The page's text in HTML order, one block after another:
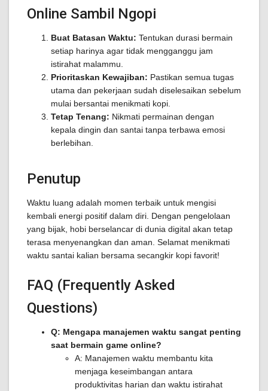
Online Sambil Ngopi
Buat Batasan Waktu: Tentukan durasi bermain
setiap harinya agar tidak mengganggu jam
istirahat malammu.
Prioritaskan Kewajiban: Pastikan semua tugas
utama dan pekerjaan sudah diselesaikan sebelum
mulai bersantai menikmati kopi.
Tetap Tenang: Nikmati permainan dengan
kepala dingin dan santai tanpa terbawa emosi
berlebihan.
Penutup
Waktu luang adalah momen terbaik untuk mengisi
kembali energi positif dalam diri. Dengan pengelolaan
yang bijak, hobi berselancar di dunia digital akan tetap
terasa menyenangkan dan aman. Selamat menikmati
waktu santai kalian bersama secangkir kopi favorit!
FAQ (Frequently Asked
Questions)
Q: Mengapa manajemen waktu sangat penting
saat bermain game online?
A: Manajemen waktu membantu kita
menjaga keseimbangan antara
produktivitas harian dan waktu istirahat